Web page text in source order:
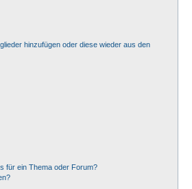
hinzufügen oder diese wieder aus den
für ein Thema oder Forum?